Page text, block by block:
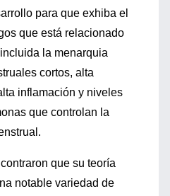
para que exhiba el
que está relacionado
la menarquia
cortos, alta
inflamación y niveles
que controlan la
que su teoría
notable variedad de